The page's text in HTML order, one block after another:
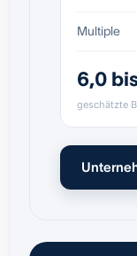
Multiple
6,0
geschätzte